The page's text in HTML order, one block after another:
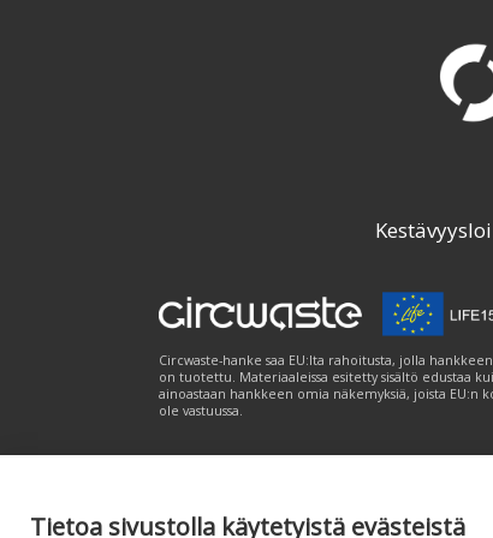
Tietoa sivustolla käytetyistä evästeistä
Circwaste-hanke saa EU:lta rahoitusta, jolla
on tuotettu. Materiaaleissa esitetty sisältö edustaa
ainoastaan hankkeen omia näkemyksiä, joista EU:n
ole vastuussa.